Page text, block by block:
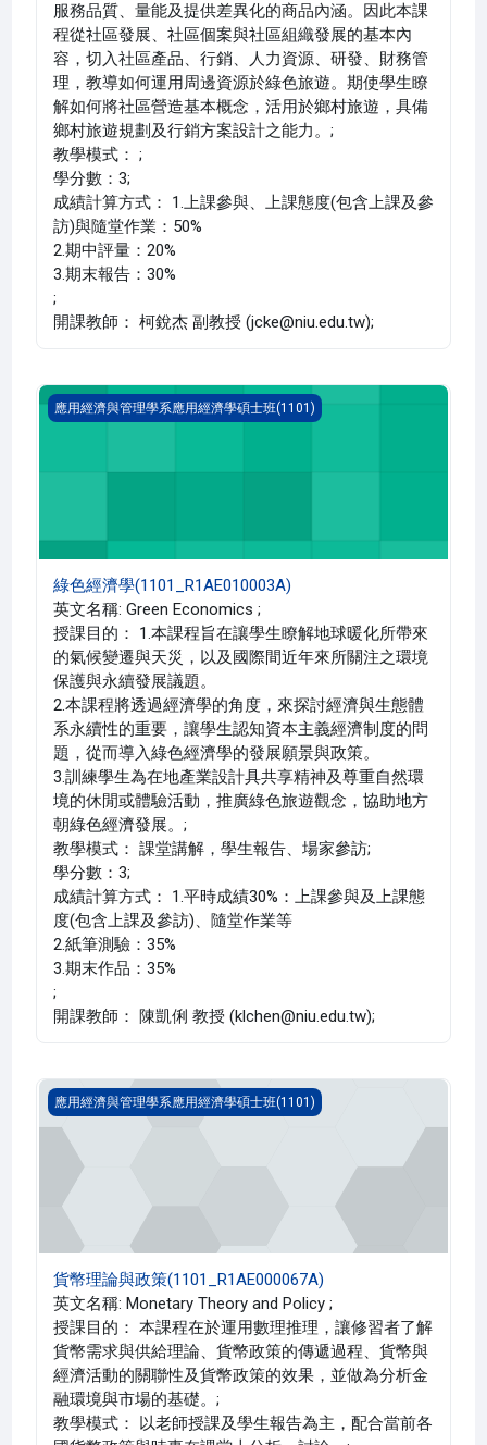
服務品質、量能及提供差異化的商品內涵。因此本課
程從社區發展、社區個案與社區組織發展的基本內
容，切入社區產品、行銷、人力資源、研發、財務管
理，教導如何運用周邊資源於綠色旅遊。期使學生瞭
解如何將社區營造基本概念，活用於鄉村旅遊，具備
鄉村旅遊規劃及行銷方案設計之能力。;
教學模式： ;
學分數：3;
成績計算方式： 1.上課參與、上課態度(包含上課及參
訪)與隨堂作業：50%
2.期中評量：20%
3.期末報告：30%
;
開課教師： 柯銳杰 副教授 (jcke@niu.edu.tw);
綠色經濟學(1101_R1AE010003A)
應用經濟與管理學系應用經濟學碩士班(1101)
綠色經濟學(1101_R1AE010003A)
英文名稱: Green Economics ;
授課目的： 1.本課程旨在讓學生瞭解地球暖化所帶來
的氣候變遷與天災，以及國際間近年來所關注之環境
保護與永續發展議題。
2.本課程將透過經濟學的角度，來探討經濟與生態體
系永續性的重要，讓學生認知資本主義經濟制度的問
題，從而導入綠色經濟學的發展願景與政策。
3.訓練學生為在地產業設計具共享精神及尊重自然環
境的休閒或體驗活動，推廣綠色旅遊觀念，協助地方
朝綠色經濟發展。;
教學模式： 課堂講解，學生報告、場家參訪;
學分數：3;
成績計算方式： 1.平時成績30%：上課參與及上課態
度(包含上課及參訪)、隨堂作業等
2.紙筆測驗：35%
3.期末作品：35%
;
開課教師： 陳凱俐 教授 (klchen@niu.edu.tw);
貨幣理論與政策(1101_R1AE000067A)
應用經濟與管理學系應用經濟學碩士班(1101)
貨幣理論與政策(1101_R1AE000067A)
英文名稱: Monetary Theory and Policy ;
授課目的： 本課程在於運用數理推理，讓修習者了解
貨幣需求與供給理論、貨幣政策的傳遞過程、貨幣與
經濟活動的關聯性及貨幣政策的效果，並做為分析金
融環境與市場的基礎。;
教學模式： 以老師授課及學生報告為主，配合當前各